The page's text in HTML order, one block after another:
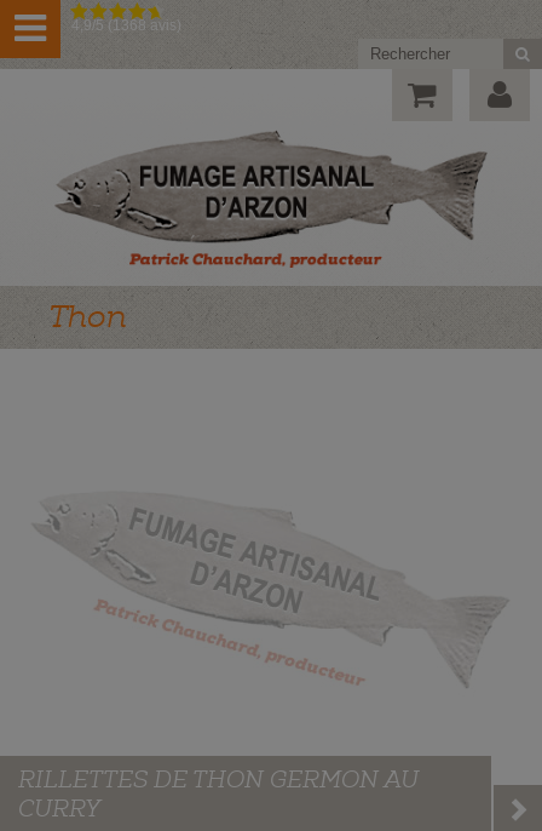
4,9/5 (1368 avis)
Thon
RILLETTES DE THON GERMON AU
CURRY